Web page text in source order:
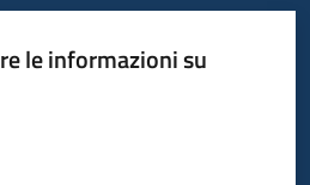
le informazioni su